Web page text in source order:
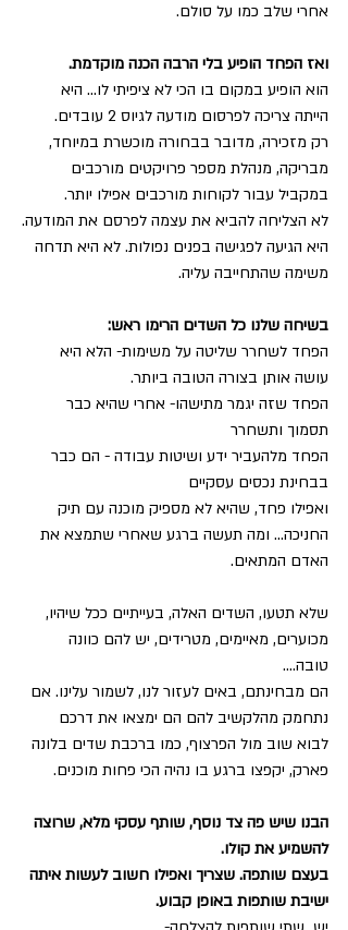
אחרי שלב כמו על סולם.
ואז הפחד הופיע בלי הרבה הכנה מוקדמת.
הוא הופיע במקום בו הכי לא ציפיתי לו... היא
הייתה צריכה לפרסום מודעה לגיוס 2 עובדים.
רק מזכירה, מדובר בבחורה מוכשרת במיוחד,
מבריקה, מנהלת מספר פרויקטים מורכבים
במקביל עבור לקוחות מורכבים אפילו יותר.
לא הצליחה להביא את עצמה לפרסם את המודעה.
היא הגיעה לפגישה בפנים נפולות. לא היא תדחה
משימה שהתחייבה עליה.
בשיחה שלנו כל השדים הרימו ראש:
הפחד לשחרר שליטה על משימות- הלא היא
עושה אותן בצורה הטובה ביותר.
הפחד שזה יגמר מתישהו- אחרי שהיא כבר
תסמוך ותשחרר
הפחד מלהעביר ידע ושיטות עבודה - הם כבר
בבחינת נכסים עסקיים
ואפילו פחד, שהיא לא מספיק מוכנה עם תיק
החניכה... ומה תעשה ברגע שאחרי שתמצא את
האדם המתאים.
שלא תטעו, השדים האלה, בעייתיים ככל שיהיו,
מכוערים, מאיימים, מטרידים, יש להם כוונה
טובה....
הם מבחינתם, באים לעזור לנו, לשמור עלינו. אם
נתחמק מהלקשיב להם הם ימצאו את דרכם
לבוא שוב מול הפרצוף, כמו ברכבת שדים בלונה
פארק, יקפצו ברגע בו נהיה הכי פחות מוכנים.
הבנו שיש פה צד נוסף, שותף עסקי מלא, שרוצה
להשמיע את קולו.
בעצם שותפה. שצריך ואפילו חשוב לעשות איתה
ישיבת שותפות באופן קבוע.